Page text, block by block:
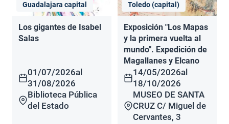
Guadalajara capital
Los gigantes de Isabel
Salas
01/07/2026al
31/08/2026
Biblioteca Pública
del Estado
Toledo (capital)
Exposición "Los Mapas
y la primera vuelta al
mundo". Expedición de
Magallanes y Elcano
14/05/2026al
18/10/2026
MUSEO DE SANTA
CRUZ C/ Miguel de
Cervantes, 3